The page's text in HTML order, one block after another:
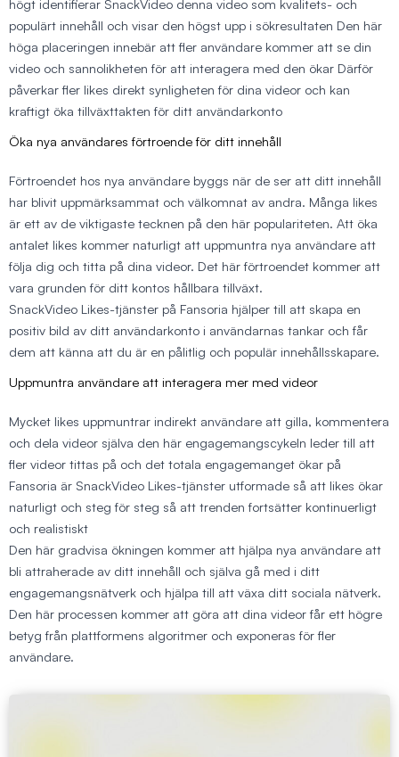
högt identifierar SnackVideo denna video som kvalitets- och
populärt innehåll och visar den högst upp i sökresultaten Den här
höga placeringen innebär att fler användare kommer att se din
video och sannolikheten för att interagera med den ökar Därför
påverkar fler likes direkt synligheten för dina videor och kan
kraftigt öka tillväxttakten för ditt användarkonto
Öka nya användares förtroende för ditt innehåll
Förtroendet hos nya användare byggs när de ser att ditt innehåll
har blivit uppmärksammat och välkomnat av andra. Många likes
är ett av de viktigaste tecknen på den här populariteten. Att öka
antalet likes kommer naturligt att uppmuntra nya användare att
följa dig och titta på dina videor. Det här förtroendet kommer att
vara grunden för ditt kontos hållbara tillväxt.
SnackVideo Likes-tjänster på Fansoria hjälper till att skapa en
positiv bild av ditt användarkonto i användarnas tankar och får
dem att känna att du är en pålitlig och populär innehållsskapare.
Uppmuntra användare att interagera mer med videor
Mycket likes uppmuntrar indirekt användare att gilla, kommentera
och dela videor själva den här engagemangscykeln leder till att
fler videor tittas på och det totala engagemanget ökar på
Fansoria är SnackVideo Likes-tjänster utformade så att likes ökar
naturligt och steg för steg så att trenden fortsätter kontinuerligt
och realistiskt
Den här gradvisa ökningen kommer att hjälpa nya användare att
bli attraherade av ditt innehåll och själva gå med i ditt
engagemangsnätverk och hjälpa till att växa ditt sociala nätverk.
Den här processen kommer att göra att dina videor får ett högre
betyg från plattformens algoritmer och exponeras för fler
användare.